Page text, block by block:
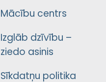
Mācību centrs
Izglāb dzīvību –
ziedo asinis
Sīkdatņu politika